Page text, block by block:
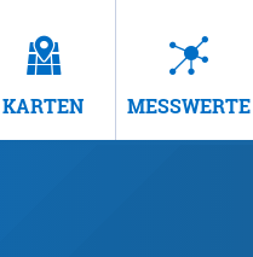
KARTEN MESSWERTE